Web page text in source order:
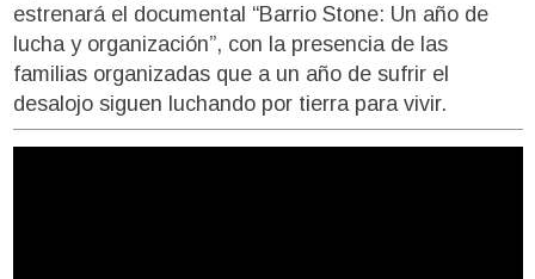
estrenará el documental “Barrio Stone: Un año de
lucha y organización”, con la presencia de las
familias organizadas que a un año de sufrir el
desalojo siguen luchando por tierra para vivir.